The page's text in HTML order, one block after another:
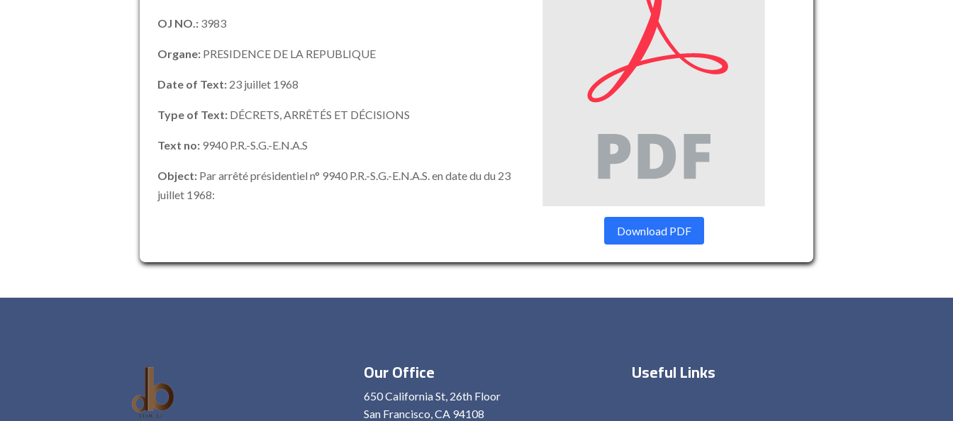
OJ NO.: 3983
Organe: PRESIDENCE DE LA REPUBLIQUE
Date of Text: 23 juillet 1968
Type of Text: DÉCRETS, ARRÊTÉS ET DÉCISIONS
Text no: 9940 P.R.-S.G.-E.N.A.S
Object: Par arrêté présidentiel n° 9940 P.R.-S.G.-E.N.A.S. en date du du 23
juillet 1968:
Download PDF
Our Office
650 California St, 26th Floor
San Francisco, CA 94108
Useful Links